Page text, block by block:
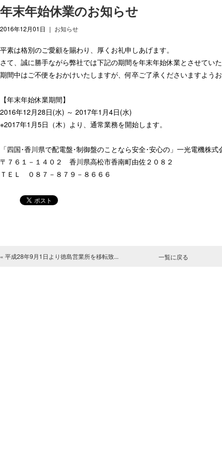
年末年始休業のお知らせ
2016年12月01日 ｜ お知らせ
平素は格別のご愛顧を賜わり、厚くお礼申しあげます。
さて、誠に勝手ながら弊社では下記の期間を年末年始休業とさせてい
期間中はご不便をおかけいたしますが、何卒ご了承くださいますよう
【年末年始休業期間】
2016年12月28日(水) ～ 2017年1月4日(水)
※2017年1月5日（木）より、通常業務を開始します。
「四国･香川県で配電盤･制御盤のことなら安全･安心の」一光電機株式
〒７６１－１４０２ 香川県高松市香南町由佐２０８２
ＴＥＬ ０８７－８７９－８６６６
« 平成28年9月1日より徳島営業所を移転致... 一覧に戻る